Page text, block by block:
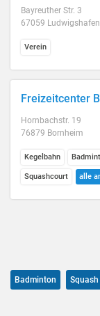
Bayreuther Str. 3
67059 Ludwigshafen
Verein
Freizeitcenter
Hornbachstr. 19
76879 Bornheim
Kegelbahn
Squashcourt alle
Badminton Squash